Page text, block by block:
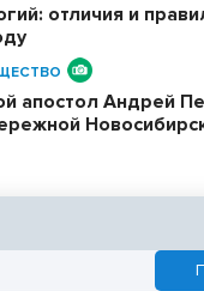
отличия и
апостол Андрей